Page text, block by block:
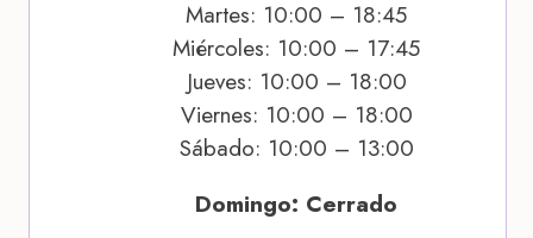
Martes: 10:00 – 18:45
Miércoles: 10:00 – 17:45
Jueves: 10:00 – 18:00
Viernes: 10:00 – 18:00
Sábado: 10:00 – 13:00
Domingo: Cerrado